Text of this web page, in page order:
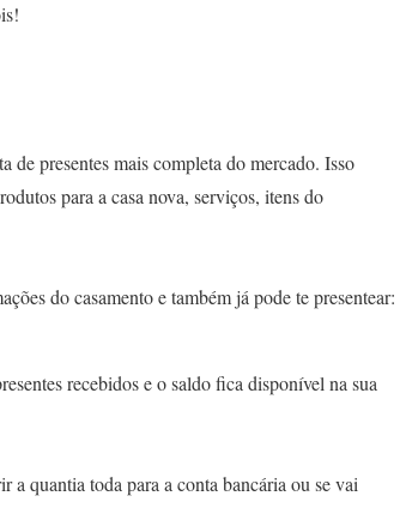
de presentes mais completa do mercado. Isso
para a casa nova, serviços, itens do
do casamento e também já pode te presentear:
recebidos e o saldo fica disponível na sua
a quantia toda para a conta bancária ou se vai